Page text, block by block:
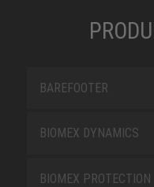
BAREFOOTER
BIOMEX DYNAMICS
BIOMEX PROTECTION